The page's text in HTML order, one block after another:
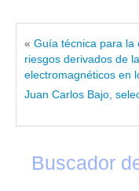
« Guía técnica para la
riesgos derivados de
electromagnéticos en
Juan Carlos Bajo,
Buscador